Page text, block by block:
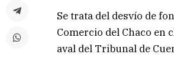
Se trata del desvío de
Comercio del Chaco en
aval del Tribunal de